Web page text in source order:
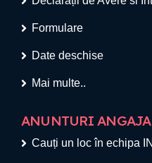
Formulare
Date deschise
Mai multe..
ANUNTURI
Cauți un loc în echipa